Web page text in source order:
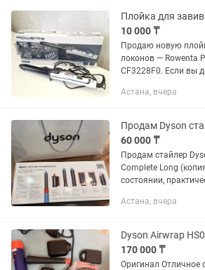
Плойка для
10 000 ₸
Продаю новую
локонов — Rowenta
CF3228F0. Если вы давно хотели
после салона — это
Астана, вчера
Продам Dyson
60 000 ₸
Продам стайлер
Complete Long (копия 1:1) В
состоянии,
стайлер, все
идеальном...
Астана, вчера
Dyson Airwrap
170 000 ₸
Оригинал Отличное